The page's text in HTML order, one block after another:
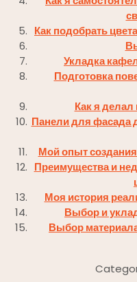
Как подобрать
Укладка
Подготовка
Как я делал
Панели для фасада
Мой опыт
Преимущества и
Моя история
Выбор и
Выбор